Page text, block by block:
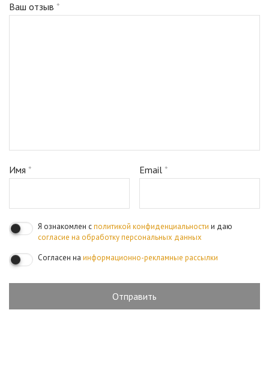
Ваш отзыв *
Имя * Email*
Я ознакомлен сполитикой конфиденциальности и даю
согласие на обработку персональных данных
Согласен на информационно-рекламные рассылки